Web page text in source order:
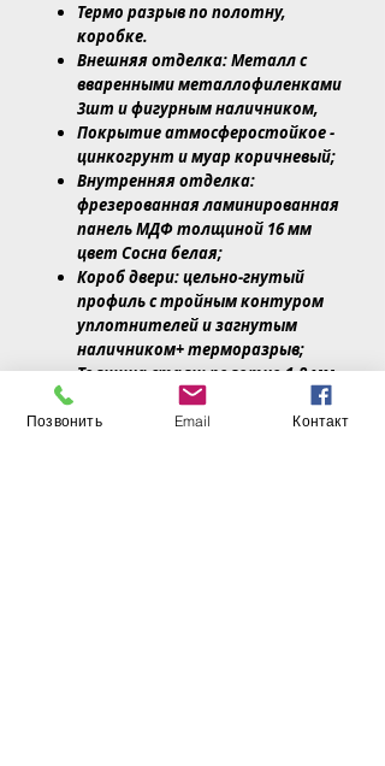
Термо разрыв по полотну,
коробке.
Внешняя отделка: Металл с
вваренными металлофиленками
3шт и фигурным наличником,
Покрытие атмосферостойкое -
цинкогрунт и муар коричневый;
Внутренняя отделка:
фрезерованная ламинированная
панель МДФ толщиной 16 мм
цвет Сосна белая;
Короб двери: цельно-гнутый
профиль с тройным контуром
уплотнителей и загнутым
наличником+ терморазрыв;
Толщина стали: полотно 1,8 мм,
короб 2мм с терморазрывом;
Толшщина полотна-100 мм,
Позвонить Email Контакт